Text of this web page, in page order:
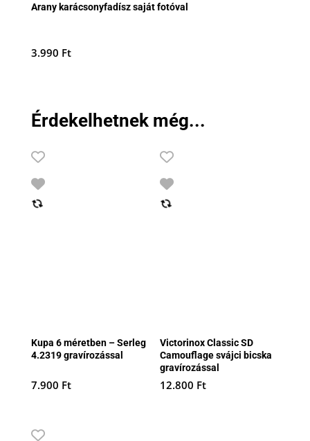
Arany karácsonyfadísz saját fotóval
3.990 Ft
Érdekelhetnek még...
Kupa 6 méretben – Serleg
4.2319 gravírozással
7.900 Ft
Victorinox Classic SD
Camouflage svájci bicska
gravírozással
12.800 Ft